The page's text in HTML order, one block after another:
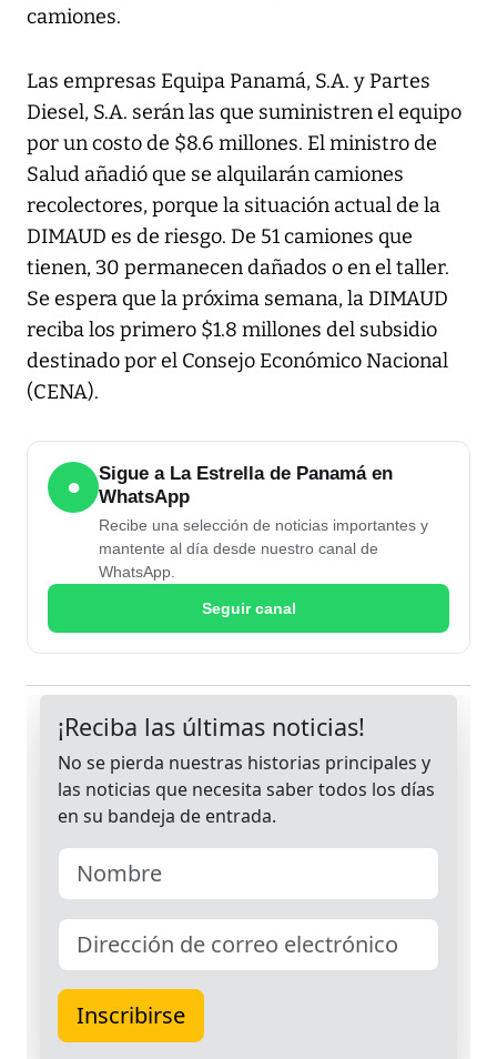
camiones.
Las empresas Equipa Panamá, S.A. y Partes
Diesel, S.A. serán las que suministren el equipo
por un costo de $8.6 millones. El ministro de
Salud añadió que se alquilarán camiones
recolectores, porque la situación actual de la
DIMAUD es de riesgo. De 51 camiones que
tienen, 30 permanecen dañados o en el taller.
Se espera que la próxima semana, la DIMAUD
reciba los primero $1.8 millones del subsidio
destinado por el Consejo Económico Nacional
(CENA).
●
Sigue a La Estrella de Panamá en
WhatsApp
Recibe una selección de noticias importantes y
mantente al día desde nuestro canal de
WhatsApp.
Seguir canal